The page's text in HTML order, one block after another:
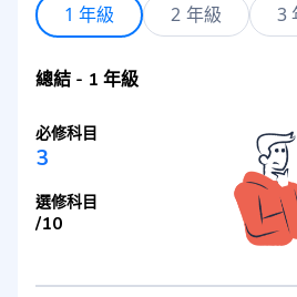
1 年級 2 年級 3
總結 - 1 年級
必修科目
3
選修科目
/10